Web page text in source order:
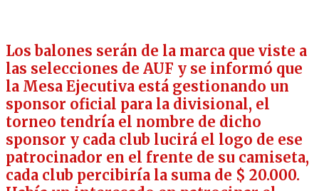
Los balones serán de la marca que viste a
las selecciones de AUF y se informó que
la Mesa Ejecutiva está gestionando un
sponsor oficial para la divisional, el
torneo tendría el nombre de dicho
sponsor y cada club lucirá el logo de ese
patrocinador en el frente de su camiseta,
cada club percibiría la suma de $ 20.000.